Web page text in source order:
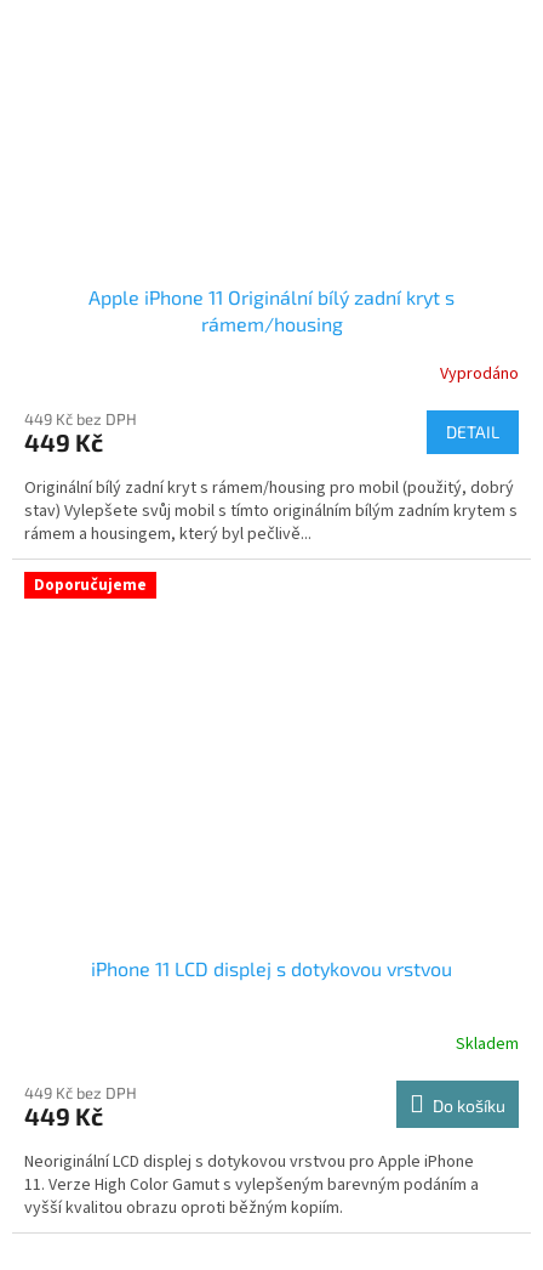
Apple iPhone 11 Originální bílý zadní kryt s
rámem/housing
Vyprodáno
449 Kč bez DPH
449 Kč DETAIL
Originální bílý zadní kryt s rámem/housing pro mobil (použitý, dobrý
stav) Vylepšete svůj mobil s tímto originálním bílým zadním krytem s
rámem a housingem, který byl pečlivě...
Doporučujeme
iPhone 11 LCD displej s dotykovou vrstvou
Skladem
449 Kč bez DPH
449 Kč Do košíku
Neoriginální LCD displej s dotykovou vrstvou pro Apple iPhone
11. Verze High Color Gamut s vylepšeným barevným podáním a
vyšší kvalitou obrazu oproti běžným kopiím.